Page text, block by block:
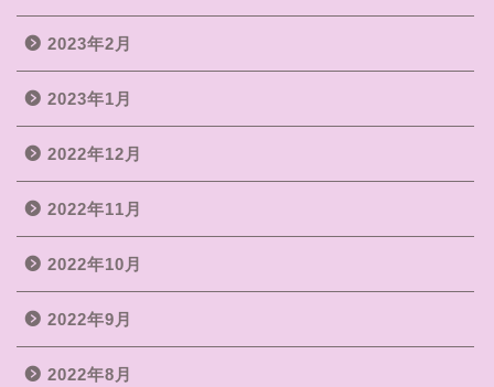
2023年2月
2023年1月
2022年12月
2022年11月
2022年10月
2022年9月
2022年8月